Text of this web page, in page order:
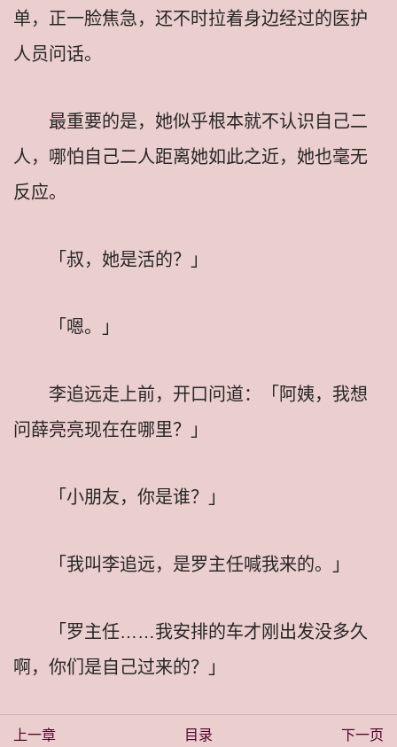
单，正一脸焦急，还不时拉着身边经过的医护
人员问话。
最重要的是，她似乎根本就不认识自己二
人，哪怕自己二人距离她如此之近，她也毫无
反应。
「叔，她是活的？」
「嗯。」
李追远走上前，开口问道：「阿姨，我想
问薛亮亮现在在哪里？」
「小朋友，你是谁？」
「我叫李追远，是罗主任喊我来的。」
「罗主任……我安排的车才刚出发没多久
啊，你们是自己过来的？」
上一章 目录 下一页